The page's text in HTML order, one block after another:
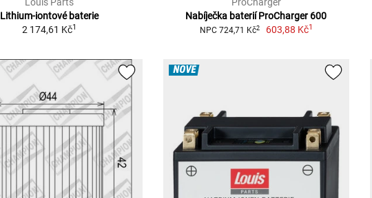
Louis Parts
Lithium-iontové baterie
2 174,61 Kč1
ProCharger
Nabíječka baterií ProCharger 600
NPC 724,71 Kč2 603,88 Kč1
NOVÉ